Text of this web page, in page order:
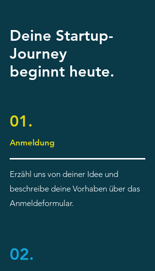
Deine Startup-
Journey
beginnt heute.
01.
Anmeldung
Erzähl uns von deiner Idee und
beschreibe deine Vorhaben über das
Anmeldeformular.
02.